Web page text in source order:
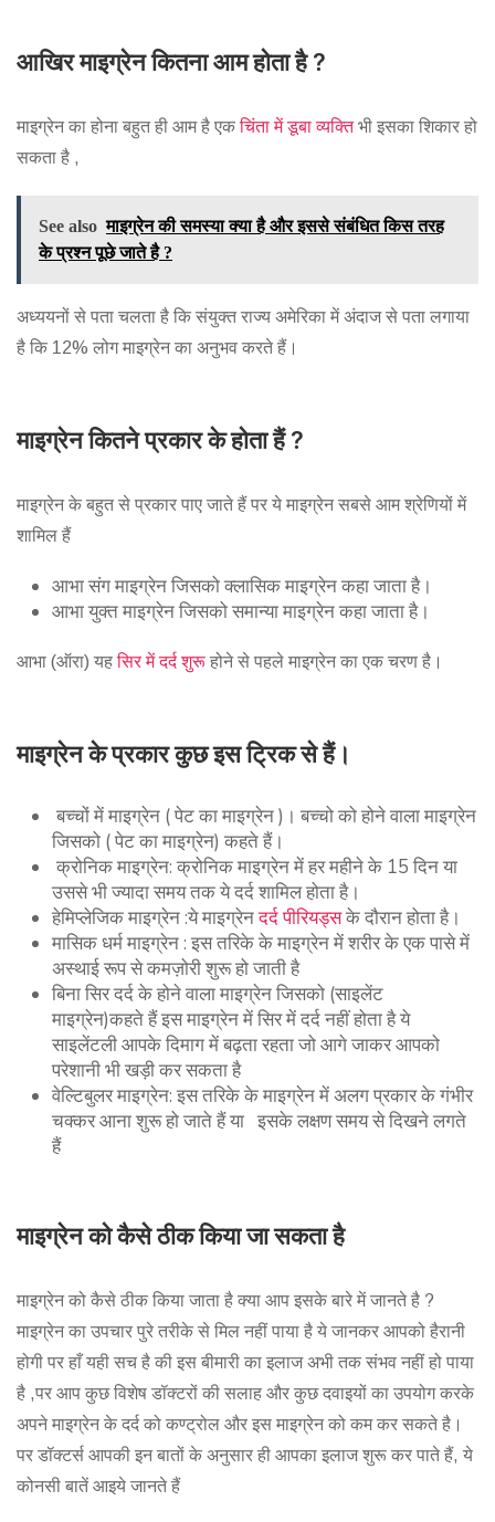
आखिर माइग्रेन कितना आम होता है ?
माइग्रेन का होना बहुत ही आम है एकचिंता में डूबा व्यक्तिभी इसका शिकार हो
सकता है ,
See also माइग्रेन की समस्या क्या है और इससे संबंधित किस तरह
के प्रश्न पूछे जाते है ?
अध्ययनों से पता चलता है कि संयुक्त राज्य अमेरिका में अंदाज से पता लगाया
है कि 12% लोग माइग्रेन का अनुभव करते हैं।
माइग्रेन कितने प्रकार के होता हैं ?
माइग्रेन के बहुत से प्रकार पाए जाते हैं पर ये माइग्रेन सबसे आम श्रेणियों में
शामिल हैं
आभा संग माइग्रेन जिसको क्लासिक माइग्रेन कहा जाता है।
आभा युक्त माइग्रेन जिसको समान्या माइग्रेन कहा जाता है।
आभा (ऑरा) यहसिर में दर्द शुरू होने से पहले माइग्रेन का एक चरण है।
माइग्रेन के प्रकार कुछ इस ट्रिक से हैं।
बच्चों में माइग्रेन ( पेट का माइग्रेन )। बच्चो को होने वाला माइग्रेन
जिसको ( पेट का माइग्रेन) कहते हैं।
क्रोनिक माइग्रेन: क्रोनिक माइग्रेन में हर महीने के 15 दिन या
उससे भी ज्यादा समय तक ये दर्द शामिल होता है।
हेमिप्लेजिक माइग्रेन :ये माइग्रेनदर्द पीरियड्सके दौरान होता है।
मासिक धर्म माइग्रेन : इस तरिके के माइग्रेन में शरीर के एक पासे में
अस्थाई रूप से कमज़ोरी शुरू हो जाती है
बिना सिर दर्द के होने वाला माइग्रेन जिसको (साइलेंट
माइग्रेन)कहते हैं इस माइग्रेन में सिर में दर्द नहीं होता है ये
साइलेंटली आपके दिमाग में बढ़ता रहता जो आगे जाकर आपको
परेशानी भी खड़ी कर सकता है
वेल्टिबुलर माइग्रेन: इस तरिके के माइग्रेन में अलग प्रकार के गंभीर
चक्कर आना शुरू हो जाते हैं या इसके लक्षण समय से दिखने लगते
हैं
माइग्रेन को कैसे ठीक किया जा सकता है
माइग्रेन को कैसे ठीक किया जाता है क्या आप इसके बारे में जानते है ?
माइग्रेन का उपचार पुरे तरीके से मिल नहीं पाया है ये जानकर आपको हैरानी
होगी पर हाँ यही सच है की इस बीमारी का इलाज अभी तक संभव नहीं हो पाया
है ,पर आप कुछ विशेष डॉक्टरों की सलाह और कुछ दवाइयों का उपयोग करके
अपने माइग्रेन के दर्द को कण्ट्रोल और इस माइग्रेन को कम कर सकते है।
पर डॉक्टर्स आपकी इन बातों के अनुसार ही आपका इलाज शुरू कर पाते हैं, ये
कोनसी बातें आइये जानते हैं